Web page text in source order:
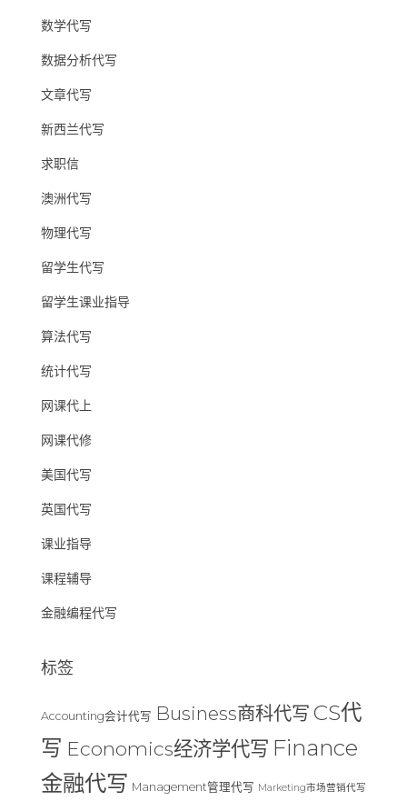
数学代写
数据分析代写
文章代写
新西兰代写
求职信
澳洲代写
物理代写
留学生代写
留学生课业指导
算法代写
统计代写
网课代上
网课代修
美国代写
英国代写
课业指导
课程辅导
金融编程代写
标签
Accounting会计代写 Business商科代写 CS代
写 Economics经济学代写 Finance
金融代写 Management管理代写 Marketing市场营销代写